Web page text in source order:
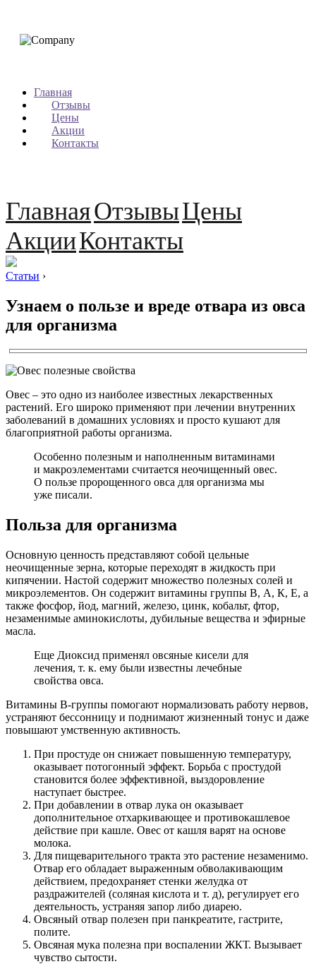
Главная
Отзывы
Цены
Акции
Контакты
ГлавнаяОтзывыЦены
АкцииКонтакты
Статьи ›
Узнаем о пользе и вреде отвара из овса
для организма
Овес – это одно из наиболее известных лекарственных
растений. Его широко применяют при лечении внутренних
заболеваний в домашних условиях и просто кушают для
благоприятной работы организма.
Особенно полезным и наполненным витаминами
и макроэлементами считается неочищенный овес.
О пользе пророщенного овса для организма мы
уже писали.
Польза для организма
Основную ценность представляют собой цельные
неочищенные зерна, которые переходят в жидкость при
кипячении. Настой содержит множество полезных солей и
микроэлементов. Он содержит витамины группы В, А, К, Е, а
также фосфор, йод, магний, железо, цинк, кобальт, фтор,
незаменимые аминокислоты, дубильные вещества и эфирные
масла.
Еще Диоксид применял овсяные кисели для
лечения, т. к. ему были известны лечебные
свойства овса.
Витамины В-группы помогают нормализовать работу нервов,
устраняют бессонницу и поднимают жизненный тонус и даже
повышают умственную активность.
При простуде он снижает повышенную температуру,
оказывает потогонный эффект. Борьба с простудой
становится более эффективной, выздоровление
наступает быстрее.
При добавлении в отвар лука он оказывает
дополнительное отхаркивающее и противокашлевое
действие при кашле. Овес от кашля варят на основе
молока.
Для пищеварительного тракта это растение незаменимо.
Отвар его обладает выраженным обволакивающим
действием, предохраняет стенки желудка от
раздражителей (соляная кислота и т. д), регулирует его
деятельность, устраняя запор либо диарею.
Овсяный отвар полезен при панкреатите, гастрите,
полите.
Овсяная мука полезна при воспалении ЖКТ. Вызывает
чувство сытости.